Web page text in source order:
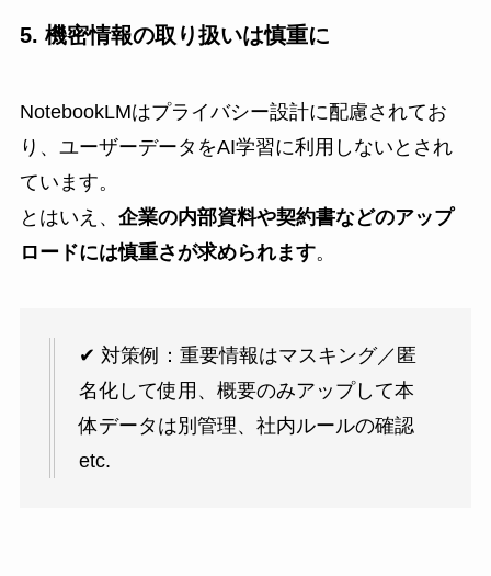
5. 機密情報の取り扱いは慎重に
NotebookLMはプライバシー設計に配慮されてお
り、ユーザーデータをAI学習に利用しないとされ
ています。
とはいえ、 企業の内部資料や契約書などのアップ
ロードには慎重さが求められます。
✔ 対策例：重要情報はマスキング／匿
名化して使用、概要のみアップして本
体データは別管理、社内ルールの確認
etc.